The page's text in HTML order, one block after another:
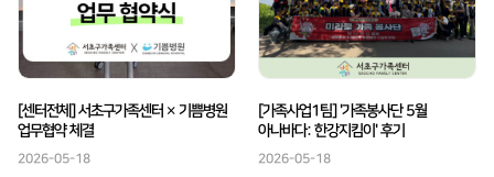
[센터전체] 서초구가족센터 × 기쁨병원
업무협약 체결
2026-05-18
[가족사업1팀] '가족봉사단 5월
아나바다: 한강지킴이' 후기
2026-05-18